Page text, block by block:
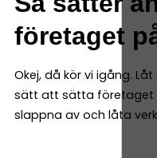
företaget
Okej, då kör vi igång.
sätt att sätta företaget
slappna av och låta